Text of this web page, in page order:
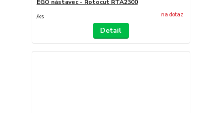
EGO nástavec - Rotocut RTA2300
/ks na dotaz
Detail